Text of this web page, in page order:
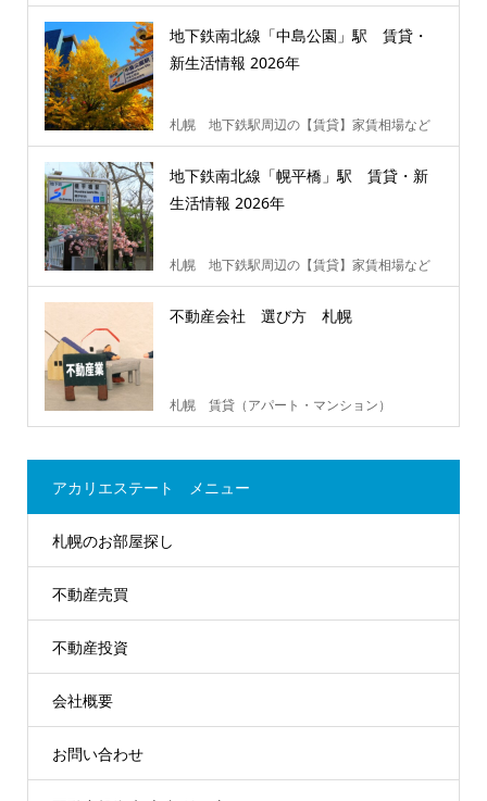
地下鉄南北線「中島公園」駅 賃貸・
新生活情報 2026年
札幌 地下鉄駅周辺の【賃貸】家賃相場など
地下鉄南北線「幌平橋」駅 賃貸・新
生活情報 2026年
札幌 地下鉄駅周辺の【賃貸】家賃相場など
不動産会社 選び方 札幌
札幌 賃貸（アパート・マンション）
アカリエステート メニュー
札幌のお部屋探し
不動産売買
不動産投資
会社概要
お問い合わせ